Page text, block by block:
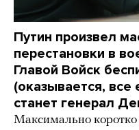
Путин произвел
перестановки в
Главой Войск
(оказывается,
станет генерал
Максимально